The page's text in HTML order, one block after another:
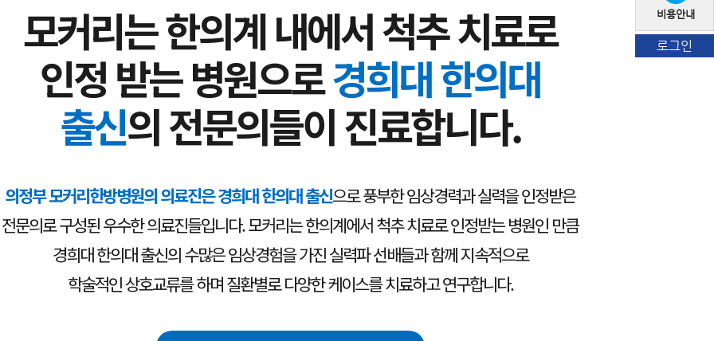
비용안내
로그인
모커리는 한의계 내에서 척추 치료로
인정 받는 병원으로경희대 한의대
출신의 전문의들이 진료합니다.
의정부 모커리한방병원의 의료진은 경희대 한의대 출신으로 풍부한 임상경력과 실력을 인정받은
전문의로 구성된 우수한 의료진들입니다. 모커리는 한의계에서 척추 치료로 인정받는 병원인 만큼
경희대 한의대 출신의 수많은 임상경험을 가진 실력파 선배들과 함께 지속적으로
학술적인 상호교류를 하며 질환별로 다양한 케이스를 치료하고 연구합니다.